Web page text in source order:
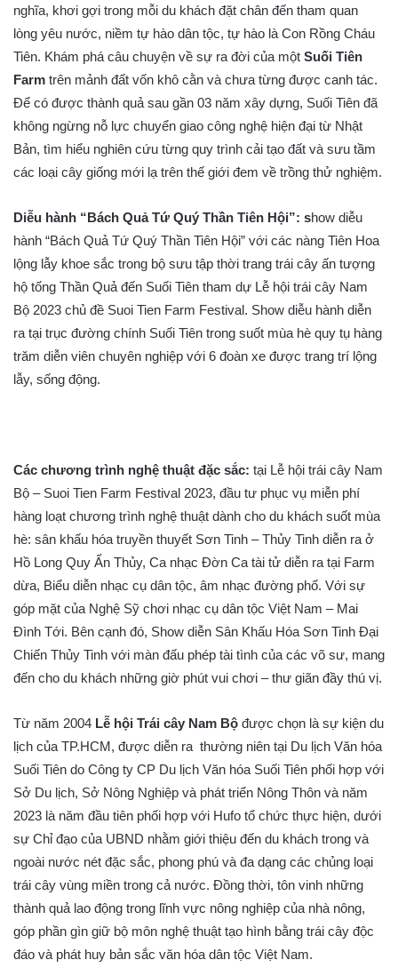
nghĩa, khơi gợi trong mỗi du khách đặt chân đến tham quan
lòng yêu nước, niềm tự hào dân tộc, tự hào là Con Rồng Cháu
Tiên. Khám phá câu chuyện về sự ra đời của một Suối Tiên
Farm trên mảnh đất vốn khô cằn và chưa từng được canh tác.
Để có được thành quả sau gần 03 năm xây dựng, Suối Tiên đã
không ngừng nỗ lực chuyển giao công nghệ hiện đại từ Nhật
Bản, tìm hiểu nghiên cứu từng quy trình cải tạo đất và sưu tầm
các loại cây giống mới lạ trên thế giới đem về trồng thử nghiệm.
Diễu hành “Bách Quả Tứ Quý Thần Tiên Hội”: show diễu
hành “Bách Quả Tứ Quý Thần Tiên Hội” với các nàng Tiên Hoa
lộng lẫy khoe sắc trong bộ sưu tập thời trang trái cây ấn tượng
hộ tống Thần Quả đến Suối Tiên tham dự Lễ hội trái cây Nam
Bộ 2023 chủ đề Suoi Tien Farm Festival. Show diễu hành diễn
ra tại trục đường chính Suối Tiên trong suốt mùa hè quy tụ hàng
trăm diễn viên chuyên nghiệp với 6 đoàn xe được trang trí lộng
lẫy, sống động.
Các chương trình nghệ thuật đặc sắc: tại Lễ hội trái cây Nam
Bộ – Suoi Tien Farm Festival 2023, đầu tư phục vụ miễn phí
hàng loạt chương trình nghệ thuật dành cho du khách suốt mùa
hè: sân khấu hóa truyền thuyết Sơn Tinh – Thủy Tinh diễn ra ở
Hồ Long Quy Ẩn Thủy, Ca nhạc Đờn Ca tài tử diễn ra tại Farm
dừa, Biểu diễn nhạc cụ dân tộc, âm nhạc đường phố. Với sự
góp mặt của Nghệ Sỹ chơi nhạc cụ dân tộc Việt Nam – Mai
Đình Tới. Bên cạnh đó, Show diễn Sân Khấu Hóa Sơn Tinh Đại
Chiến Thủy Tinh với màn đấu phép tài tình của các võ sư, mang
đến cho du khách những giờ phút vui chơi – thư giãn đầy thú vị.
Từ năm 2004 Lễ hội Trái cây Nam Bộ được chọn là sự kiện du
lịch của TP.HCM, được diễn ra thường niên tại Du lịch Văn hóa
Suối Tiên do Công ty CP Du lịch Văn hóa Suối Tiên phối hợp với
Sở Du lịch, Sở Nông Nghiệp và phát triển Nông Thôn và năm
2023 là năm đầu tiên phối hợp với Hufo tổ chức thực hiện, dưới
sự Chỉ đạo của UBND nhằm giới thiệu đến du khách trong và
ngoài nước nét đặc sắc, phong phú và đa dạng các chủng loại
trái cây vùng miền trong cả nước. Đồng thời, tôn vinh những
thành quả lao động trong lĩnh vực nông nghiệp của nhà nông,
góp phần gìn giữ bộ môn nghệ thuật tạo hình bằng trái cây độc
đáo và phát huy bản sắc văn hóa dân tộc Việt Nam.